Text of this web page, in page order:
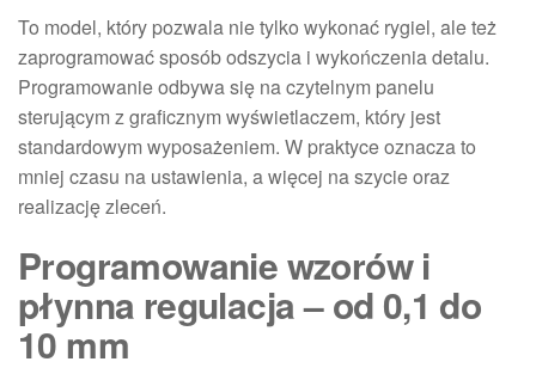
To model, który pozwala nie tylko wykonać rygiel, ale też
zaprogramować sposób odszycia i wykończenia detalu.
Programowanie odbywa się na czytelnym panelu
sterującym z graficznym wyświetlaczem, który jest
standardowym wyposażeniem. W praktyce oznacza to
mniej czasu na ustawienia, a więcej na szycie oraz
realizację zleceń.
Programowanie wzorów i
płynna regulacja – od 0,1 do
10 mm